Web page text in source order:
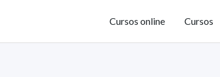
Cursos online Cursos